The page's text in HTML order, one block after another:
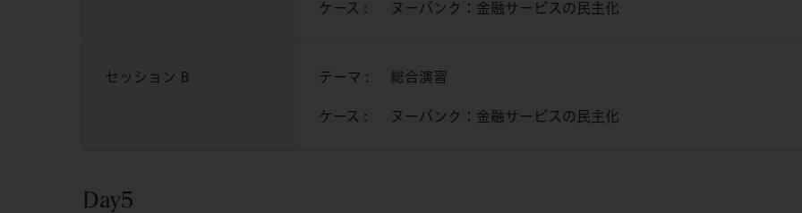
ケース : ヌーバンク：金融サービスの民主化
セッション B テーマ : 総合演習
ケース : ヌーバンク：金融サービスの民主化
Day5